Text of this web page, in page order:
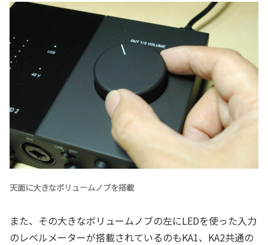
天面に大きなボリュームノブを搭載
また、その大きなボリュームノブの左にLEDを使った入力
のレベルメーターが搭載されているのもKA1、KA2共通の